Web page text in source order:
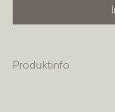
Produktinfo